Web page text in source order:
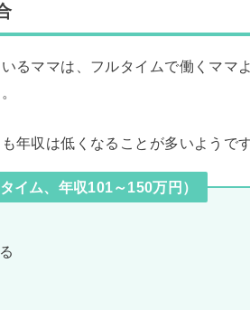
るママは、フルタイムで働くママ
年収は低くなることが多いようです
イム、年収101～150万円）